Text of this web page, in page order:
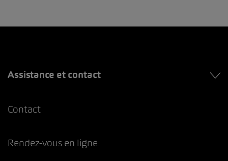
Assistance et contact
Contact
Rendez-vous en ligne